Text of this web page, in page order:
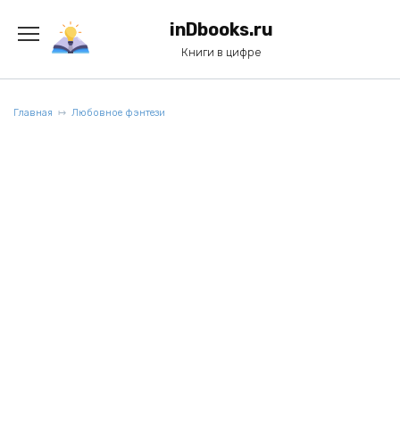
содержанию
inDbooks.ru
Книги в цифре
Главная Любовное фэнтези